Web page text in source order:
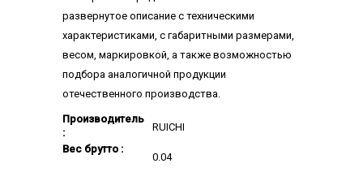
развернутое описание с техническими
характеристиками, с габаритными размерами,
весом, маркировкой, а также возможностью
подбора аналогичной продукции
отечественного производства.
Производитель
:
RUICHI
Вес брутто :
0.04